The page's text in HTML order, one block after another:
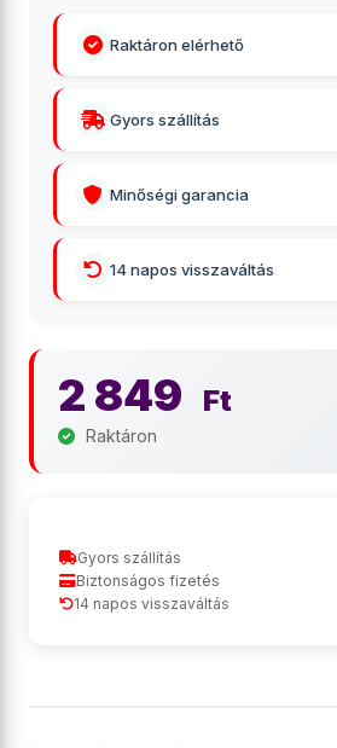
Raktáron elérhető
Gyors szállítás
Minőségi garancia
14 napos visszaváltás
2 849 Ft
Raktáron
Gyors szállítás
Biztonságos fizetés
14 napos visszaváltás